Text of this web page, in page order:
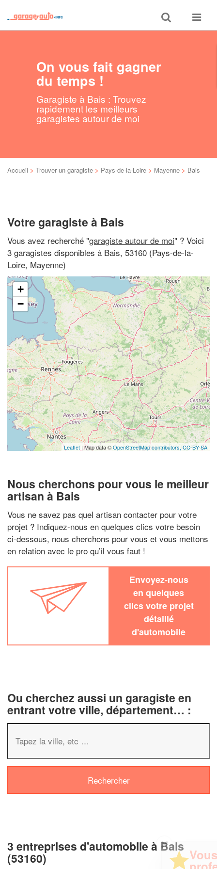
Toggle
search
Toggle
On vous fait gagner
du temps !
Garagiste à Bais : Trouvez
rapidement les meilleurs
garagistes autour de moi
Accueil > Trouver un garagiste > Pays-de-la-Loire > Mayenne > Bais
Votre garagiste à Bais
Vous avez recherché "garagiste autour de moi" ? Voici
3 garagistes disponibles à Bais, 53160 (Pays-de-la-
Loire, Mayenne)
+
−
Leaflet | Map data ©OpenStreetMap contributors, CC-BY-SA
Nous cherchons pour vous le meilleur
artisan à Bais
Vous ne savez pas quel artisan contacter pour votre
projet ? Indiquez-nous en quelques clics votre besoin
ci-dessous, nous cherchons pour vous et vous mettons
en relation avec le pro qu’il vous faut !
Envoyez-nous
en quelques
clics votre projet
détaillé
d'automobile
Ou cherchez aussi un garagiste en
entrant votre ville, département… :
3 entreprises d'automobile à Bais
(53160)
✕
Vous êtes un